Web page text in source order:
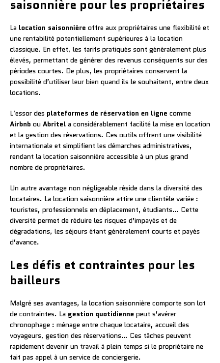
saisonnière pour les propriétaires
La location saisonnière offre aux propriétaires une flexibilité et
une rentabilité potentiellement supérieures à la location
classique. En effet, les tarifs pratiqués sont généralement plus
élevés, permettant de générer des revenus conséquents sur des
périodes courtes. De plus, les propriétaires conservent la
possibilité d’utiliser leur bien quand ils le souhaitent, entre deux
locations.
L’essor des plateformes de réservation en ligne comme
Airbnb ou Abritel a considérablement facilité la mise en location
et la gestion des réservations. Ces outils offrent une visibilité
internationale et simplifient les démarches administratives,
rendant la location saisonnière accessible à un plus grand
nombre de propriétaires.
Un autre avantage non négligeable réside dans la diversité des
locataires. La location saisonnière attire une clientèle variée :
touristes, professionnels en déplacement, étudiants… Cette
diversité permet de réduire les risques d’impayés et de
dégradations, les séjours étant généralement courts et payés
d’avance.
Les défis et contraintes pour les
bailleurs
Malgré ses avantages, la location saisonnière comporte son lot
de contraintes. La gestion quotidienne peut s’avérer
chronophage : ménage entre chaque locataire, accueil des
voyageurs, gestion des réservations… Ces tâches peuvent
rapidement devenir un travail à plein temps si le propriétaire ne
fait pas appel à un service de conciergerie.